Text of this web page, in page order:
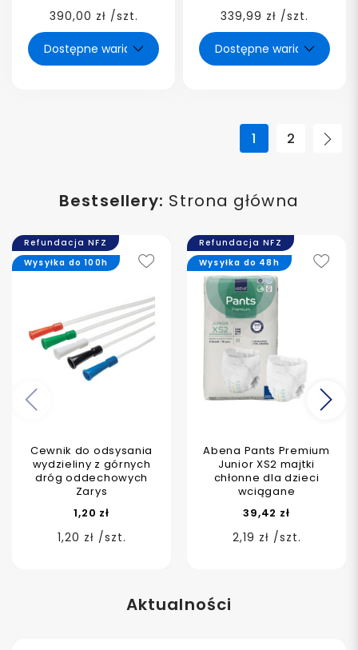
390,00 zł /szt. 339,99 zł /szt.
1 2
Bestsellery: Strona główna
Refundacja NFZ
Cewnik do odsysania
wydzieliny z górnych
dróg oddechowych
Zarys
1,20 zł
1,20 zł /szt.
Wysyłka do 100h
Refundacja NFZ
Abena Pants Premium
Junior XS2 majtki
chłonne dla dzieci
wciągane
39,42 zł
2,19 zł /szt.
Wysyłka do 48h
Poprzedni
Aktualności